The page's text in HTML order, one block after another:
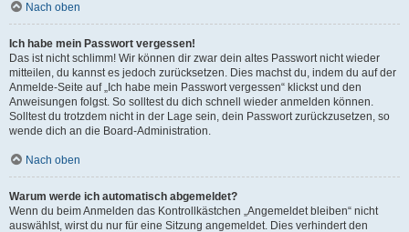
Nach oben
Ich habe mein Passwort vergessen!
Das ist nicht schlimm! Wir können dir zwar dein altes Passwort nicht wieder
mitteilen, du kannst es jedoch zurücksetzen. Dies machst du, indem du auf der
Anmelde-Seite auf „Ich habe mein Passwort vergessen“ klickst und den
Anweisungen folgst. So solltest du dich schnell wieder anmelden können.
Solltest du trotzdem nicht in der Lage sein, dein Passwort zurückzusetzen, so
wende dich an die Board-Administration.
Nach oben
Warum werde ich automatisch abgemeldet?
Wenn du beim Anmelden das Kontrollkästchen „Angemeldet bleiben“ nicht
auswählst, wirst du nur für eine Sitzung angemeldet. Dies verhindert den